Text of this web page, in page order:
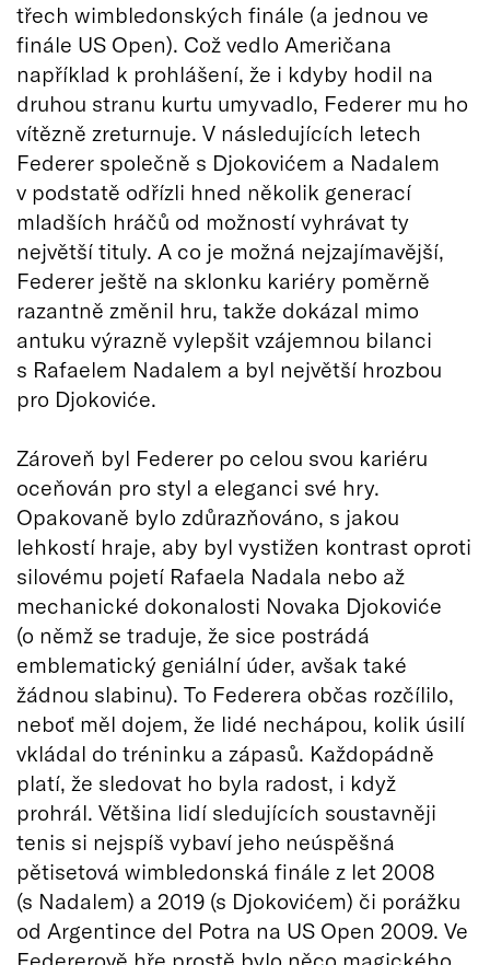
třech wimbledonských finále (a jednou ve
finále US Open). Což vedlo Američana
například k prohlášení, že i kdyby hodil na
druhou stranu kurtu umyvadlo, Federer mu ho
vítězně zreturnuje. V následujících letech
Federer společně s Djokovićem a Nadalem
v podstatě odřízli hned několik generací
mladších hráčů od možností vyhrávat ty
největší tituly. A co je možná nejzajímavější,
Federer ještě na sklonku kariéry poměrně
razantně změnil hru, takže dokázal mimo
antuku výrazně vylepšit vzájemnou bilanci
s Rafaelem Nadalem a byl největší hrozbou
pro Djokoviće.
Zároveň byl Federer po celou svou kariéru
oceňován pro styl a eleganci své hry.
Opakovaně bylo zdůrazňováno, s jakou
lehkostí hraje, aby byl vystižen kontrast oproti
silovému pojetí Rafaela Nadala nebo až
mechanické dokonalosti Novaka Djokoviće
(o němž se traduje, že sice postrádá
emblematický geniální úder, avšak také
žádnou slabinu). To Federera občas rozčílilo,
neboť měl dojem, že lidé nechápou, kolik úsilí
vkládal do tréninku a zápasů. Každopádně
platí, že sledovat ho byla radost, i když
prohrál. Většina lidí sledujících soustavněji
tenis si nejspíš vybaví jeho neúspěšná
pětisetová wimbledonská finále z let 2008
(s Nadalem) a 2019 (s Djokovićem) či porážku
od Argentince del Potra na US Open 2009. Ve
Federerově hře prostě bylo něco magického.